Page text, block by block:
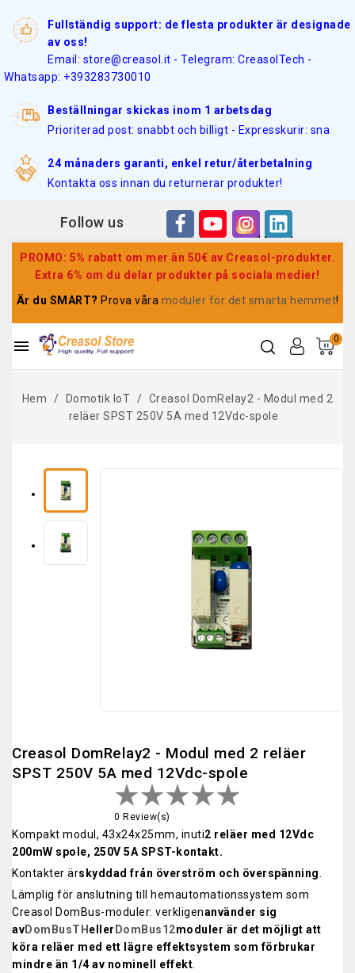
Fullständig support: de flesta produkter är designade
av oss!
Email: store@creasol.it - Telegram: CreasolTech -
Whatsapp: +393283730010
Beställningar skickas inom 1 arbetsdag
Prioriterad post: snabbt och billigt - Expresskurir: sna
24 månaders garanti, enkel retur/återbetalning
Kontakta oss innan du returnerar produkter!
Follow us
PROMO: 5% rabatt om mer än 50€ av Creasol-produkter.
Extra 6% om du delar produkter på sociala medier!
Är du SMART? Prova våra moduler för det smarta hemmet!
0

Hem Domotik IoT
Creasol DomRelay2 - Modul med 2
reläer SPST 250V 5A med 12Vdc-spole
Creasol DomRelay2 - Modul med 2 reläer
SPST 250V 5A med 12Vdc-spole
0 Review(s)
Kompakt modul, 43x24x25mm, inuti2 reläer med 12Vdc
200mW spole, 250V 5A SPST-kontakt.
Kontakter ärskyddad från överström och överspänning.
Lämplig för anslutning till hemautomationssystem som
Creasol DomBus-moduler: verkligenanvänder sig
avDomBusTH eller DomBus12moduler är det möjligt att
köra reläer med ett lägre effektsystem som förbrukar
mindre än 1/4 av nominell effekt.